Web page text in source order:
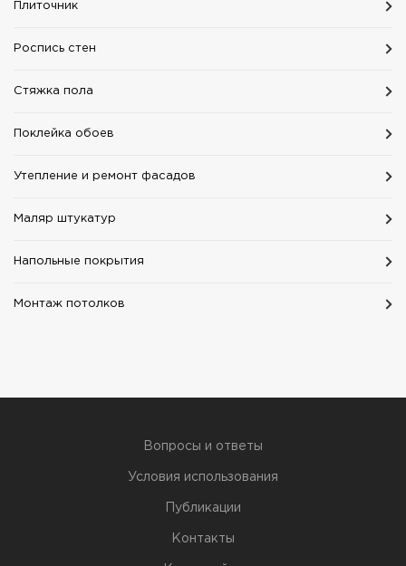
Плиточник
Роспись стен
Стяжка пола
Поклейка обоев
Утепление и ремонт фасадов
Маляр штукатур
Напольные покрытия
Монтаж потолков
Вопросы и ответы
Условия использования
Публикации
Контакты